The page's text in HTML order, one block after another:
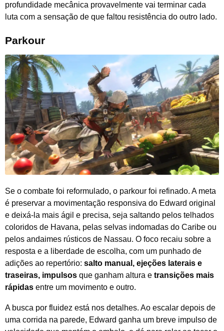
profundidade mecânica provavelmente vai terminar cada
luta com a sensação de que faltou resistência do outro lado.
Parkour
Se o combate foi reformulado, o parkour foi refinado. A meta
é preservar a movimentação responsiva do Edward original
e deixá-la mais ágil e precisa, seja saltando pelos telhados
coloridos de Havana, pelas selvas indomadas do Caribe ou
pelos andaimes rústicos de Nassau. O foco recaiu sobre a
resposta e a liberdade de escolha, com um punhado de
adições ao repertório: salto manual, ejeções laterais e
traseiras, impulsos que ganham altura e transições mais
rápidas entre um movimento e outro.
A busca por fluidez está nos detalhes. Ao escalar depois de
uma corrida na parede, Edward ganha um breve impulso de